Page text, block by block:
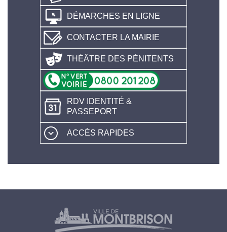
DÉMARCHES EN LIGNE
CONTACTER LA MAIRIE
THÉÂTRE DES PÉNITENTS
RDV IDENTITÉ &
PASSEPORT
ACCÈS RAPIDES